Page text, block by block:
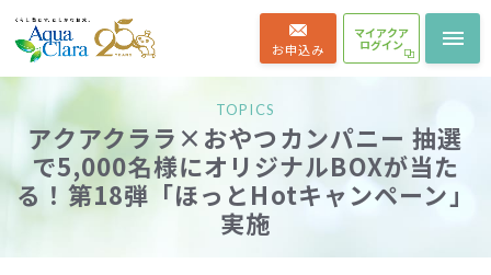
お申込み
マイアクア
ログイン
TOPICS
アクアクララ×おやつカンパニー 抽選
で5,000名様にオリジナルBOXが当た
る！第18弾「ほっとHotキャンペーン」
実施